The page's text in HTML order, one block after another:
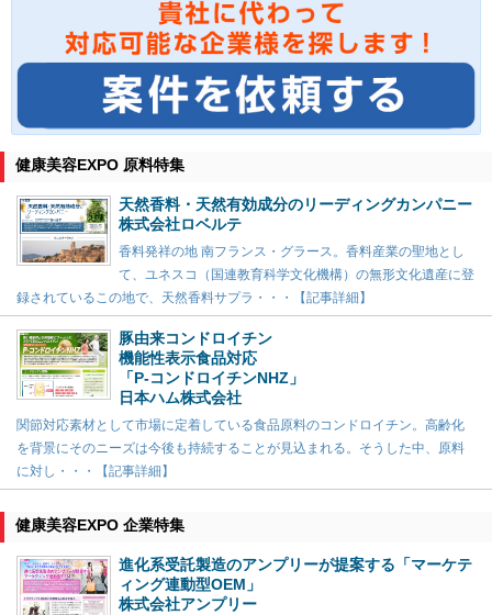
健康美容EXPO 原料特集
天然香料・天然有効成分のリーディングカンパニー
株式会社ロベルテ
香料発祥の地 南フランス・グラース。香料産業の聖地とし
て、ユネスコ（国連教育科学文化機構）の無形文化遺産に登
録されているこの地で、天然香料サプラ・・・【記事詳細】
豚由来コンドロイチン
機能性表示食品対応
「P-コンドロイチンNHZ」
日本ハム株式会社
関節対応素材として市場に定着している食品原料のコンドロイチン。高齢化
を背景にそのニーズは今後も持続することが見込まれる。そうした中、原料
に対し・・・【記事詳細】
健康美容EXPO 企業特集
進化系受託製造のアンプリーが提案する「マーケテ
ィング連動型OEM」
株式会社アンプリー